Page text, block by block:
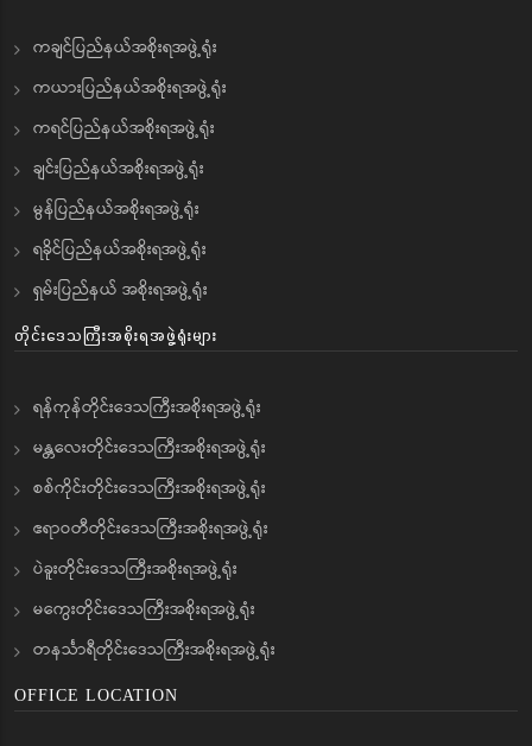
ကချင်ပြည်နယ်အစိုးရအဖွဲ့ရုံး
ကယားပြည်နယ်အစိုးရအဖွဲ့ရုံး
ကရင်ပြည်နယ်အစိုးရအဖွဲ့ရုံး
ချင်းပြည်နယ်အစိုးရအဖွဲ့ရုံး
မွန်ပြည်နယ်အစိုးရအဖွဲ့ရုံး
ရခိုင်ပြည်နယ်အစိုးရအဖွဲ့ရုံး
ရှမ်းပြည်နယ် အစိုးရအဖွဲ့ရုံး
တိုင်းဒေသကြီးအစိုးရအဖွဲ့ရုံးများ
ရန်ကုန်တိုင်းဒေသကြီးအစိုးရအဖွဲ့ရုံး
မန္တလေးတိုင်းဒေသကြီးအစိုးရအဖွဲ့ရုံး
စစ်ကိုင်းတိုင်းဒေသကြီးအစိုးရအဖွဲ့ရုံး
ဧရာဝတီတိုင်းဒေသကြီးအစိုးရအဖွဲ့ရုံး
ပဲခူးတိုင်းဒေသကြီးအစိုးရအဖွဲ့ရုံး
မကွေးတိုင်းဒေသကြီးအစိုးရအဖွဲ့ရုံး
တနင်္သာရီတိုင်းဒေသကြီးအစိုးရအဖွဲ့ရုံး
OFFICE LOCATION